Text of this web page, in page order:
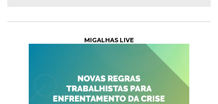
MIGALHAS LIVE